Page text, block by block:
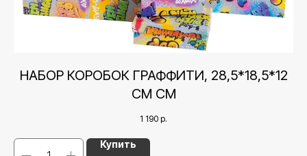
НАБОР КОРОБОК ГРАФФИТИ, 28,5*18,5*12
СМ СМ
1 190 р.
Купить
Контакты
Наш канал в Telegram
Наша страничка Вконтакте
help@upakovali.online